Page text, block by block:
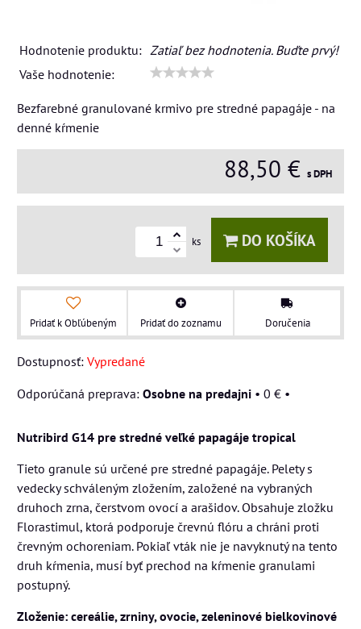
Hodnotenie produktu: Zatiaľ bez hodnotenia. Buďte prvý!
Vaše hodnotenie:
Bezfarebné granulované krmivo pre stredné papagáje - na
denné kŕmenie
88,50 € s DPH
ks DO KOŠÍKA
Pridať k Obľúbeným Pridať do zoznamu Doručenia
Dostupnosť: Vypredané
Osobne na predajni • 0 € •
Nutribird G14 pre stredné veľké papagáje tropical
Tieto granule sú určené pre stredné papagáje. Pelety s
vedecky schváleným zložením, založené na vybraných
druhoch zrna, čerstvom ovocí a arašidov. Obsahuje zložku
Florastimul, ktorá podporuje črevnú flóru a chráni proti
črevným ochoreniam. Pokiaľ vták nie je navyknutý na tento
druh kŕmenia, musí byť prechod na kŕmenie granulami
postupný.
Zloženie: cereálie, zrniny, ovocie, zeleninové bielkovinové